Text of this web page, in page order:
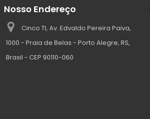
Nosso Endereço
Cinco TI, Av. Edvaldo Pereira Paiva,
1000 - Praia de Belas - Porto Alegre, RS,
Brasil - CEP 90110-060